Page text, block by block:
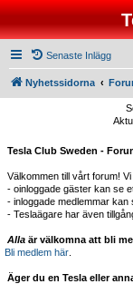
Senaste Inlägg
Nyhetssidorna
Tesla Club Sweden -
Välkommen till vårt forum!
- oinloggade gäster kan se
- inloggade medlemmar
- Teslaägare har även
Alla är välkomna att bli
Bli medlem här
Äger du en Tesla eller